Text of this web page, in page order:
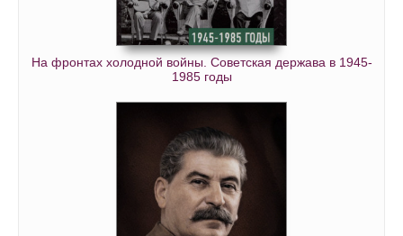
На фронтах холодной войны. Советская держава в 1945-
1985 годы